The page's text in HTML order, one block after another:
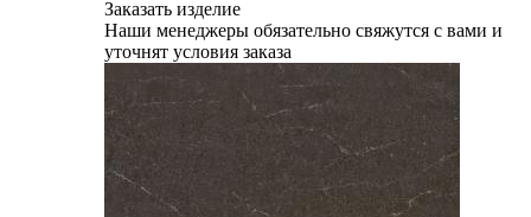
Заказать изделие
Наши менеджеры обязательно свяжутся с вами и
уточнят условия заказа